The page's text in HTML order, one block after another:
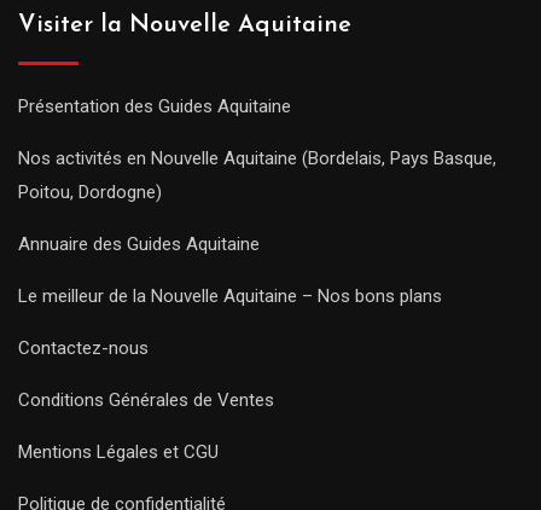
Visiter la Nouvelle Aquitaine
Présentation des Guides Aquitaine
Nos activités en Nouvelle Aquitaine (Bordelais, Pays Basque,
Poitou, Dordogne)
Annuaire des Guides Aquitaine
Le meilleur de la Nouvelle Aquitaine – Nos bons plans
Contactez-nous
Conditions Générales de Ventes
Mentions Légales et CGU
Politique de confidentialité